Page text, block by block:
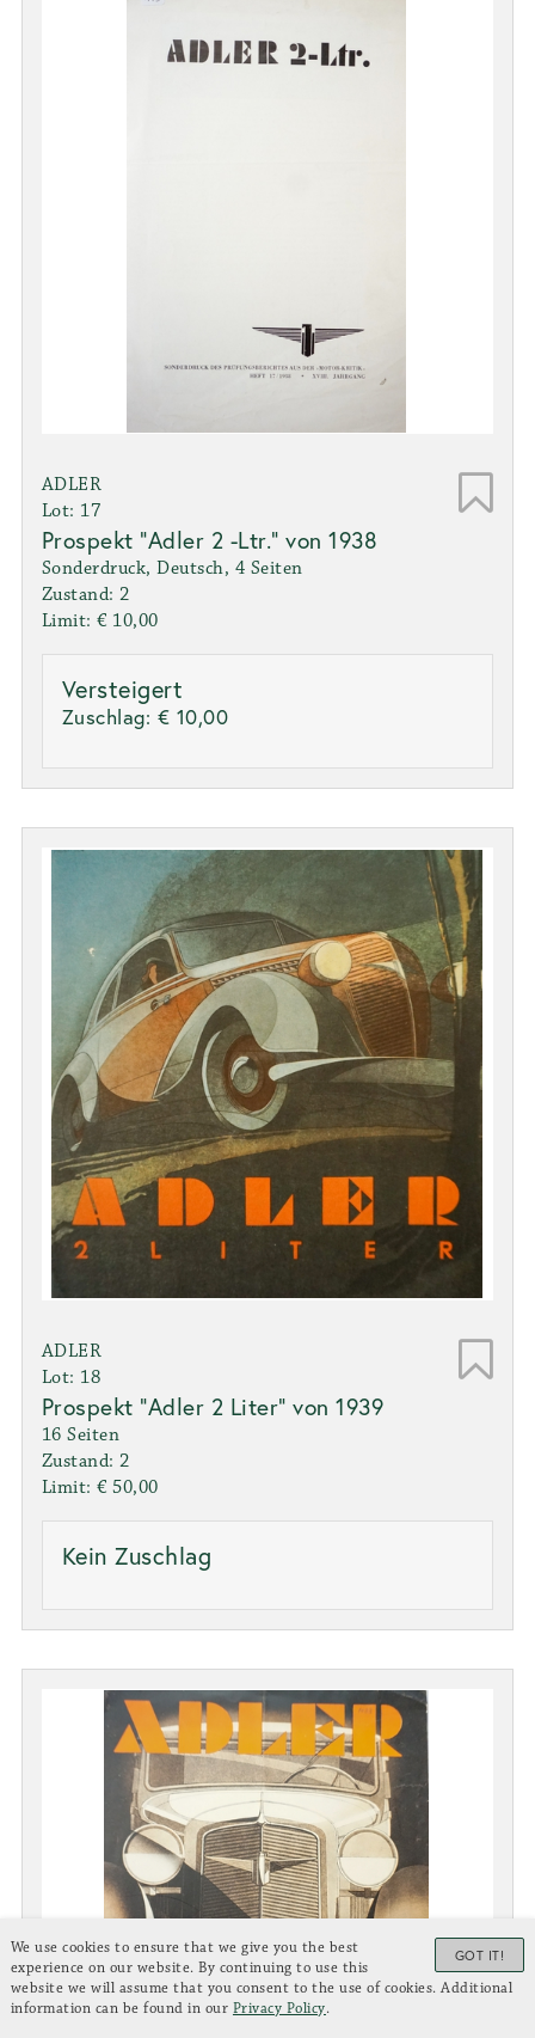
ADLER
Lot: 17
Prospekt "Adler 2 -Ltr." von 1938
Sonderdruck, Deutsch, 4 Seiten
Zustand: 2
Limit: € 10,00
Versteigert
Zuschlag: € 10,00
ADLER
Lot: 18
Prospekt "Adler 2 Liter" von 1939
16 Seiten
Zustand: 2
Limit: € 50,00
Kein Zuschlag
GOT IT!
We use cookies to ensure that we give you the best
experience on our website. By continuing to use this
website we will assume that you consent to the use of cookies. Additional
information can be found in our Privacy Policy.